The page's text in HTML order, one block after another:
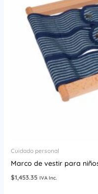
Cuidado personal
Marco de vestir para
$1,453.35 IVA Inc.